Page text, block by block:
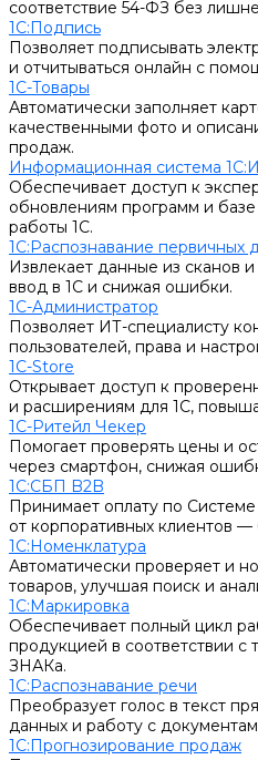
соответствие 54-ФЗ без
1С:Подпись
Позволяет подписывать
и отчитываться онлайн с
1С-Товары
Автоматически заполняет
качественными фото и
продаж.
Информационная система
Обеспечивает доступ к
обновлениям программ и
работы 1С.
1С:Распознавание первичных
Извлекает данные из сканов
ввод в 1С и снижая ошибки.
1С-Администратор
Позволяет ИТ-специалисту
пользователей, права и
1С-Store
Открывает доступ к
и расширениям для 1С,
1С-Ритейл Чекер
Помогает проверять цены и
через смартфон, снижая
1С:СБП B2B
Принимает оплату по
от корпоративных клиентов
1С:Номенклатура
Автоматически проверяет и
товаров, улучшая поиск и
1С:Маркировка
Обеспечивает полный цикл
продукцией в соответствии с
ЗНАКа.
1С:Распознавание речи
Преобразует голос в текст
данных и работу с
1С:Прогнозирование продаж